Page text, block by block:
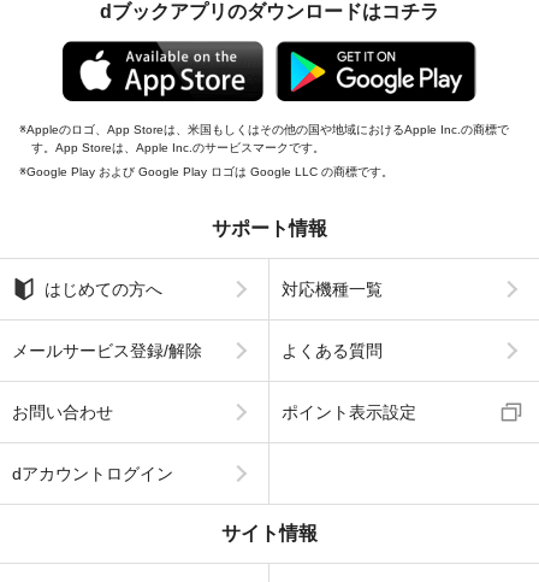
dブックアプリのダウンロードはコチラ
Appleのロゴ、App Storeは、米国もしくはその他の国や地域におけるApple Inc.の商標で
す。App Storeは、Apple Inc.のサービスマークです。
Google Play および Google Play ロゴは Google LLC の商標です。
サポート情報
はじめての方へ 対応機種一覧
メールサービス登録/解除 よくある質問
お問い合わせ ポイント表示設定
dアカウントログイン
サイト情報